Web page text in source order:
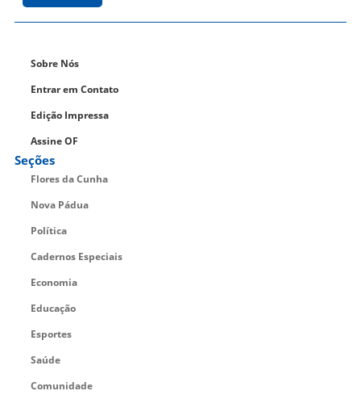
Sobre Nós
Entrar em Contato
Edição Impressa
Assine OF
Seções
Flores da Cunha
Nova Pádua
Política
Cadernos Especiais
Economia
Educação
Esportes
Saúde
Comunidade